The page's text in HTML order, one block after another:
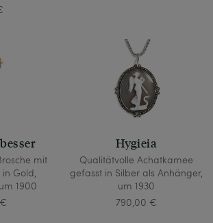
mit
Gold,
1900
Hygieia
Qualitätvolle Achatkamee
gefasst in Silber als Anhänger,
um 1930
790,00 €